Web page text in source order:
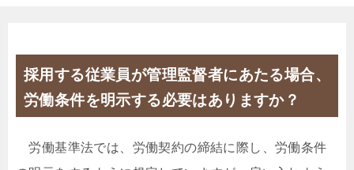
採用する従業員が管理監督者にあたる場合、
労働条件を明示する必要はありますか？
労働基準法では、労働契約の締結に際し、労働条件